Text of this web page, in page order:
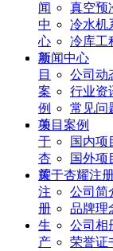
闻
中
心
项
目
案
例
关
于
杏
耀
注
册
生
产
真空预
冷水机
冷库工
新闻中心
公司动
行业资
常见问
项目案例
国内项
国外项
关于杏耀注
公司简
品牌理
公司相
荣誉证